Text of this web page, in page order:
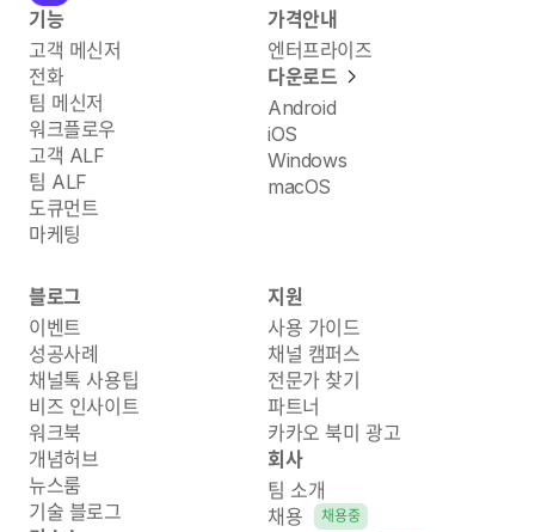
기능
고객 메신저
전화
팀 메신저
워크플로우
고객 ALF
팀 ALF
도큐먼트
마케팅
가격안내
엔터프라이즈
다운로드
Android
iOS
Windows
macOS
블로그
이벤트
성공사례
채널톡 사용팁
비즈 인사이트
워크북
개념허브
뉴스룸
기술 블로그
지원
사용 가이드
채널 캠퍼스
전문가 찾기
파트너
카카오 북미 광고
회사
팀 소개
채용
채용중